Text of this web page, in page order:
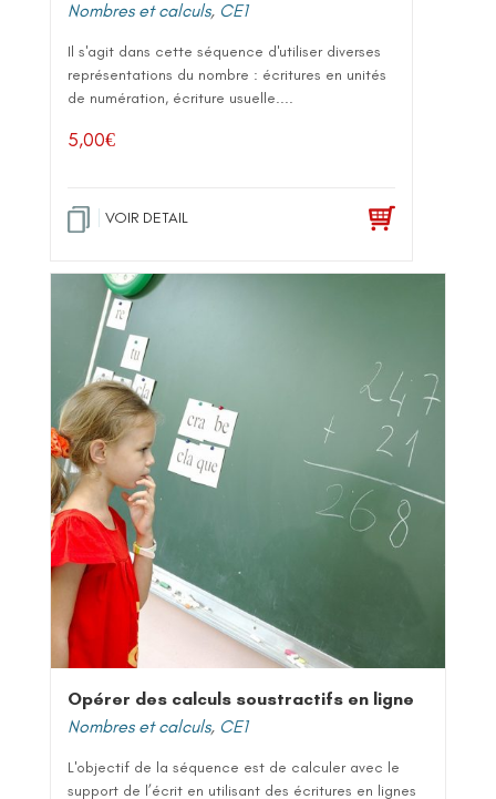
Nombres et calculs, CE1
Il s'agit dans cette séquence d'utiliser diverses
représentations du nombre : écritures en unités
de numération, écriture usuelle....
5,00€
VOIR DETAIL
Opérer des calculs soustractifs en ligne
Nombres et calculs, CE1
L'objectif de la séquence est de calculer avec le
support de l’écrit en utilisant des écritures en lignes